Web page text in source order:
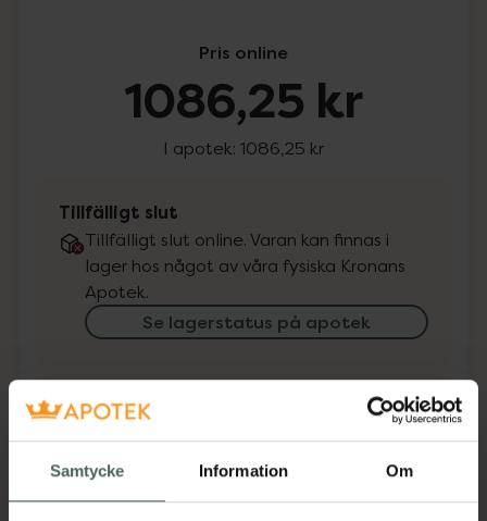
Samtycke Information Om
Pris online
1086,25 kr
I apotek: 1086,25 kr
Tillfälligt slut
Tillfälligt slut online. Varan kan finnas i
lager hos något av våra fysiska Kronans
Apotek.
Se lagerstatus på apotek
Få mejl när varan finns i lager online
Jag accepterar villkoren